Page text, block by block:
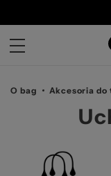
O bag Akcesoria do